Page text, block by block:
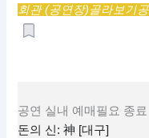
회관 (공연장)골라보기
공연 실내 예매필요 종료
돈의 신: 神 [대구]